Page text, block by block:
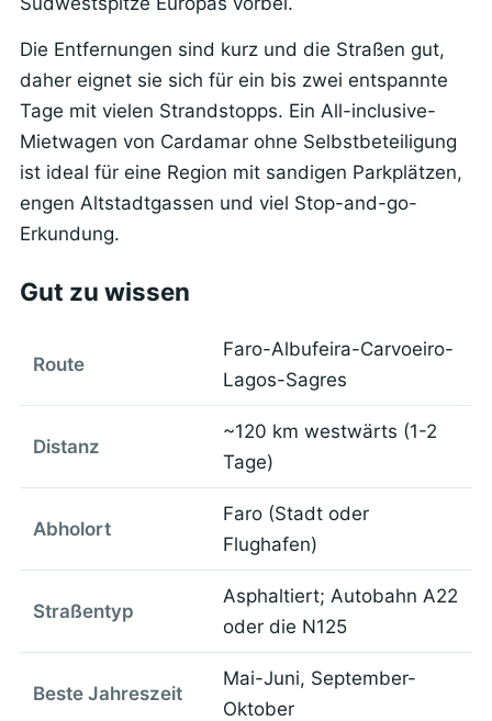
Die Entfernungen sind kurz und die Straßen gut,
daher eignet sie sich für ein bis zwei entspannte
Tage mit vielen Strandstopps. Ein All-inclusive-
Mietwagen von Cardamar ohne Selbstbeteiligung
ist ideal für eine Region mit sandigen Parkplätzen,
engen Altstadtgassen und viel Stop-and-go-
Erkundung.
Gut zu wissen
Route
Faro-Albufeira-Carvoeiro-
Lagos-Sagres
Distanz
~120 km westwärts (1-2
Tage)
Abholort
Faro (Stadt oder
Flughafen)
Straßentyp
Asphaltiert; Autobahn A22
oder die N125
Beste Jahreszeit
Mai-Juni, September-
Oktober